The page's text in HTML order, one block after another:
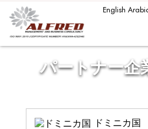
English
パートナー企
ドミニカ国